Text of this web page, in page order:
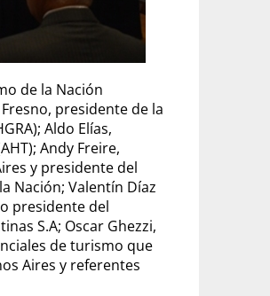
de la Nación
presidente de la
Aldo Elías,
Andy Freire,
y presidente del
Nación; Valentín Díaz
presidente del
S.A; Oscar Ghezzi,
de turismo que
Aires y referentes